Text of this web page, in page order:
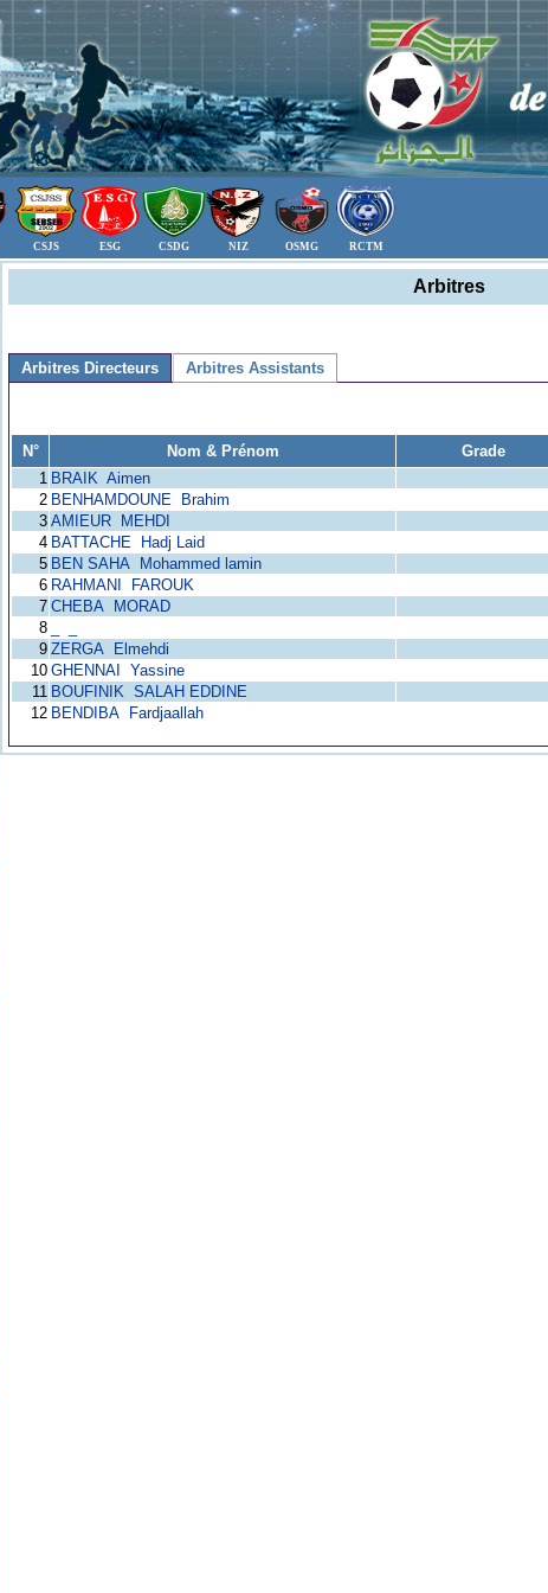
CSJS ESG CSDG NIZ OSMG RCTM
Arbitres
Arbitres Directeurs Arbitres Assistants
N° Nom & Prénom Grade
1 BRAIK Aimen
2 BENHAMDOUNE Brahim
3 AMIEUR MEHDI
4 BATTACHE Hadj Laid
5 BEN SAHA Mohammed lamin
6 RAHMANI FAROUK
7 CHEBA MORAD
8
9 ZERGA Elmehdi
10 GHENNAI Yassine
11 BOUFINIK SALAH EDDINE
12 BENDIBA Fardjaallah